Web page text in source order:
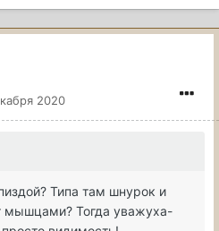
2020
Типа там шнурок и
мышцами? Тогда уважуха-